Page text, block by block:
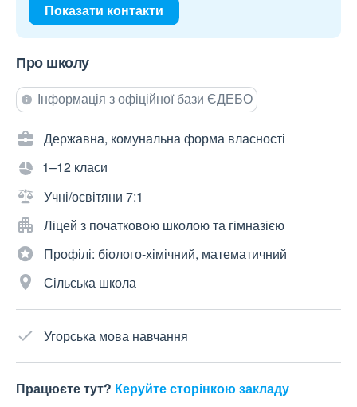
Показати контакти
Про школу
Інформація з офіційної бази ЄДЕБО
Державна, комунальна форма власності
1–12 класи
Учні/освітяни 7:1
Ліцей з початковою школою та гімназією
Профілі: біолого-хімічний, математичний
Сільська школа
Угорська мова навчання
Працюєте тут? Керуйте сторінкою закладу